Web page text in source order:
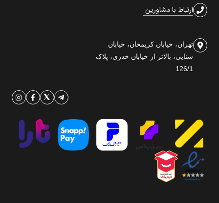
ارتباط با مشاورین
تهران، خیابان کریمخان، خیابان
سنایی، بالاتر از خیابان خدری، پلاک
126/1